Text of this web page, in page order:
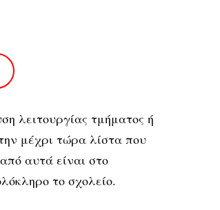
λειτουργίας τμήματος ή
μέχρι τώρα λίστα που
αυτά είναι στο
το σχολείο.